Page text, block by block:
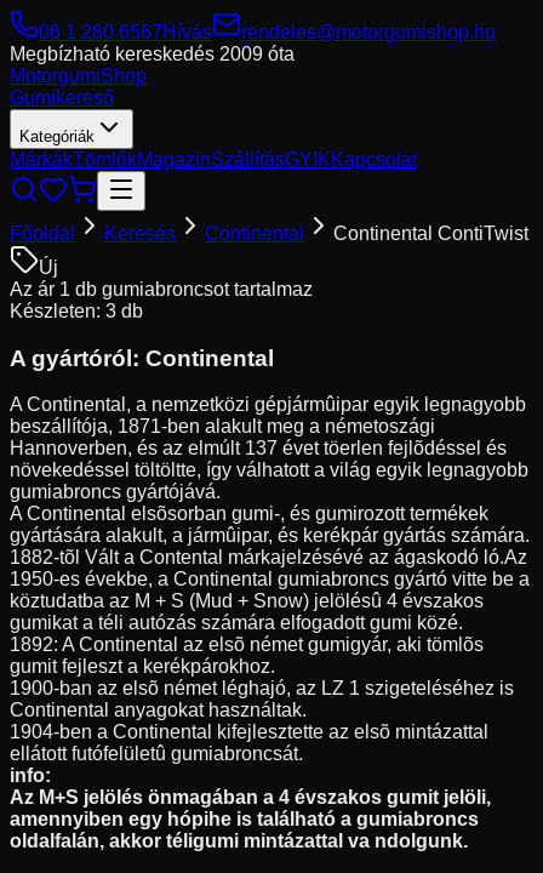
06 1 280 6567Hívás
rendeles@motorgumishop.hu
Megbízható kereskedés 2009 óta
MotorgumiShop
Gumikereső
Kategóriák
MárkákTömlőkMagazinSzállításGYIKKapcsolat
Főoldal Keresés Continental
Continental ContiTwist
Új
Az ár 1 db gumiabroncsot tartalmaz
Készleten: 3 db
A gyártóról: Continental
A Continental, a nemzetközi gépjármûipar egyik legnagyobb
beszállítója, 1871-ben alakult meg a németoszági
Hannoverben, és az elmúlt 137 évet töerlen fejlõdéssel és
növekedéssel töltöltte, így válhatott a világ egyik legnagyobb
gumiabroncs gyártójává.
A Continental elsõsorban gumi-, és gumirozott termékek
gyártására alakult, a jármûipar, és kerékpár gyártás számára.
1882-tõl Vált a Contental márkajelzésévé az ágaskodó ló.Az
1950-es évekbe, a Continental gumiabroncs gyártó vitte be a
köztudatba az M + S (Mud + Snow) jelölésû 4 évszakos
gumikat a téli autózás számára elfogadott gumi közé.
1892: A Continental az elsõ német gumigyár, aki tömlõs
gumit fejleszt a kerékpárokhoz.
1900-ban az elsõ német léghajó, az LZ 1 szigeteléséhez is
Continental anyagokat használtak.
1904-ben a Continental kifejlesztette az elsõ mintázattal
ellátott futófelületû gumiabroncsát.
info:
Az M+S jelölés önmagában a 4 évszakos gumit jelöli,
amennyiben egy hópihe is található a gumiabroncs
oldalfalán, akkor téligumi mintázattal va ndolgunk.